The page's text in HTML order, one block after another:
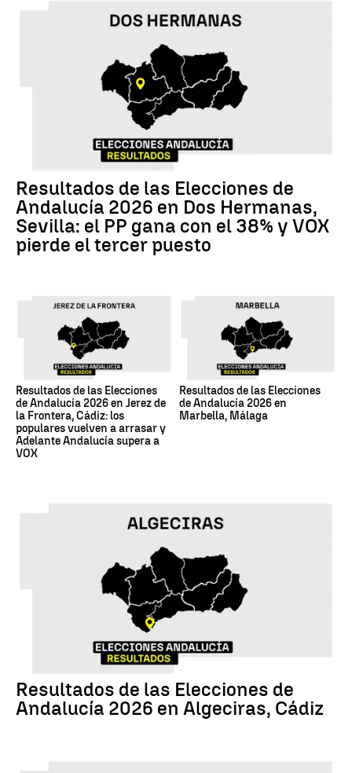
Resultados de las Elecciones de
Andalucía 2026 en Dos Hermanas,
Sevilla: el PP gana con el 38% y VOX
pierde el tercer puesto
Resultados de las Elecciones
de Andalucía 2026 en Jerez de
la Frontera, Cádiz: los
populares vuelven a arrasar y
Adelante Andalucía supera a
VOX
Resultados de las Elecciones
de Andalucía 2026 en
Marbella, Málaga
Resultados de las Elecciones de
Andalucía 2026 en Algeciras, Cádiz